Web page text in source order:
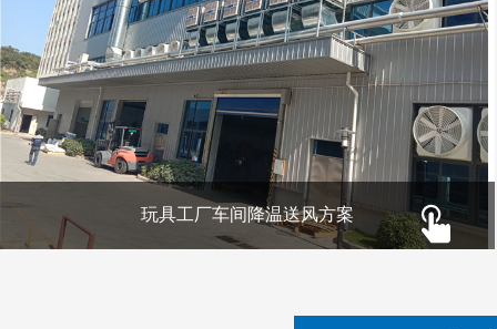
玩具工厂车间降温送风方案